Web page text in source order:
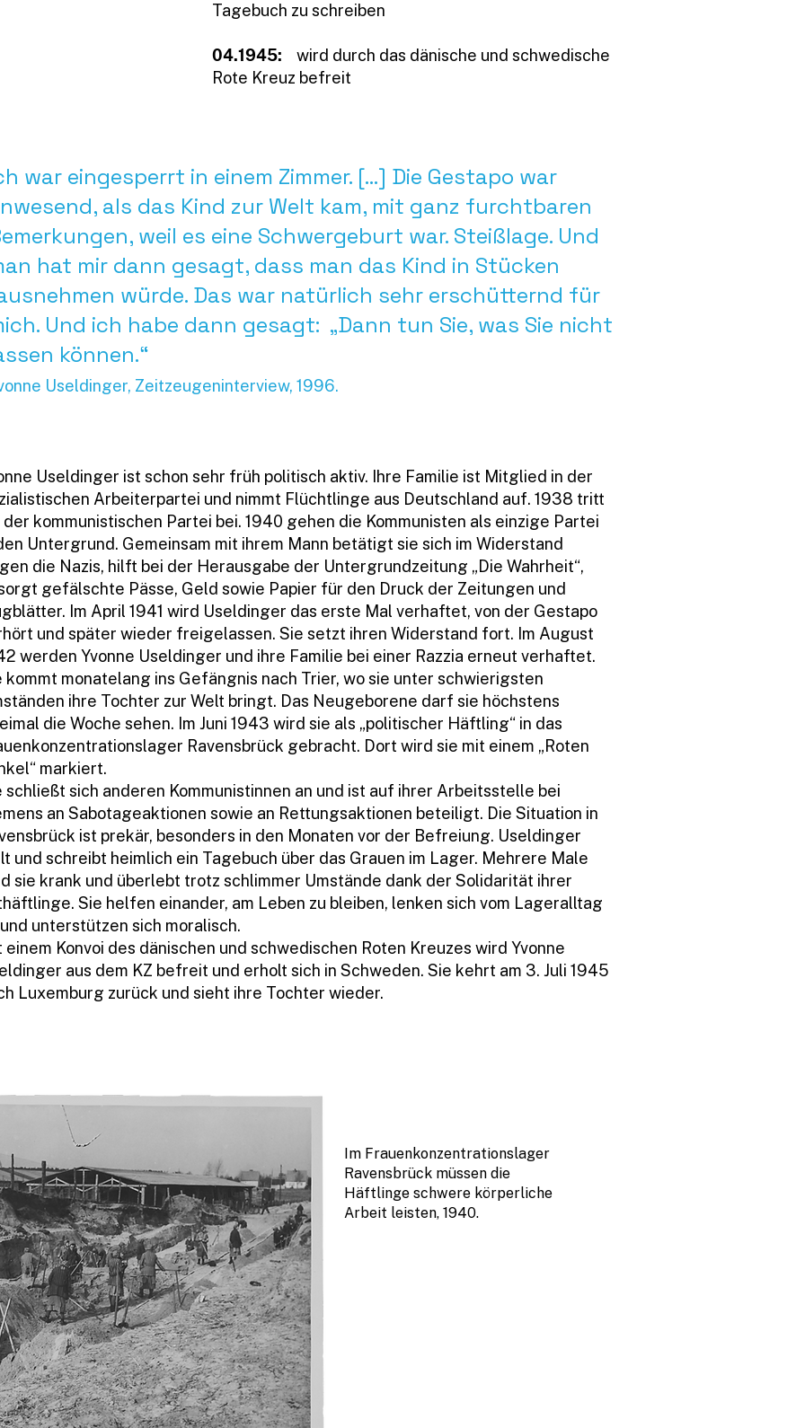
Tagebuch zu schreiben
04.1945: wird durch das dänische und schwedische
Rote Kreuz befreit
war eingesperrt in einem Zimmer. [...] Die Gestapo war
als das Kind zur Welt kam, mit ganz furchtbaren
weil es eine Schwergeburt war. Steißlage. Und
hat mir dann gesagt, dass man das Kind in Stücken
würde. Das war natürlich sehr erschütternd für
Und ich habe dann gesagt: „Dann tun Sie, was Sie nicht
können.“
Useldinger, Zeitzeugeninterview, 1996.
Useldinger ist schon sehr früh politisch aktiv. Ihre Familie ist Mitglied in der
Arbeiterpartei und nimmt Flüchtlinge aus Deutschland auf. 1938 tritt
der kommunistischen Partei bei. 1940 gehen die Kommunisten als einzige Partei
Untergrund. Gemeinsam mit ihrem Mann betätigt sie sich im Widerstand
die Nazis, hilft bei der Herausgabe der Untergrundzeitung „Die Wahrheit“,
gefälschte Pässe, Geld sowie Papier für den Druck der Zeitungen und
Im April 1941 wird Useldinger das erste Mal verhaftet, von der Gestapo
und später wieder freigelassen. Sie setzt ihren Widerstand fort. Im August
werden Yvonne Useldinger und ihre Familie bei einer Razzia erneut verhaftet.
kommt monatelang ins Gefängnis nach Trier, wo sie unter schwierigsten
ihre Tochter zur Welt bringt. Das Neugeborene darf sie höchstens
die Woche sehen. Im Juni 1943 wird sie als „politischer Häftling“ in das
Ravensbrück gebracht. Dort wird sie mit einem „Roten
markiert.
schließt sich anderen Kommunistinnen an und ist auf ihrer Arbeitsstelle bei
an Sabotageaktionen sowie an Rettungsaktionen beteiligt. Die Situation in
ist prekär, besonders in den Monaten vor der Befreiung. Useldinger
und schreibt heimlich ein Tagebuch über das Grauen im Lager. Mehrere Male
sie krank und überlebt trotz schlimmer Umstände dank der Solidarität ihrer
Sie helfen einander, am Leben zu bleiben, lenken sich vom Lageralltag
unterstützen sich moralisch.
einem Konvoi des dänischen und schwedischen Roten Kreuzes wird Yvonne
aus dem KZ befreit und erholt sich in Schweden. Sie kehrt am 3. Juli 1945
Luxemburg zurück und sieht ihre Tochter wieder.
Im Frauenkonzentrationslager
Ravensbrück müssen die
Häftlinge schwere körperliche
Arbeit leisten, 1940.